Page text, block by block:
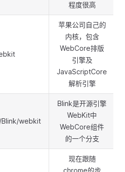
程度很高
苹果公司自己的
内核，包含
WebCore排版
引擎及
JavaScriptCore
解析引擎
Blink/webkit
Blink是开源引擎
WebKit中
WebCore组件
的一个分支
现在跟随
chrome的步